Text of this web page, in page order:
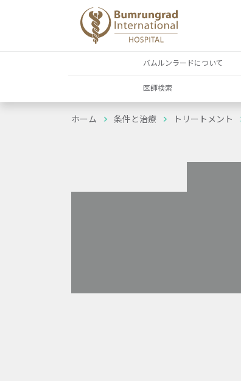
バムルンラードについて
医師検索
ホーム 条件と治療 トリートメント